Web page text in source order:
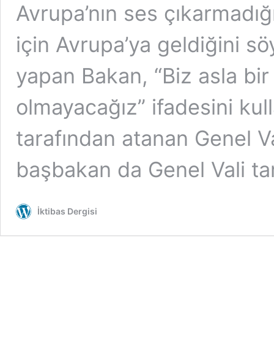
Avrupa’nın ses
için Avrupa’ya geldiğini
yapan Bakan, “Biz asla
olmayacağız” ifadesini
tarafından atanan Genel
başbakan da Genel Vali
İktibas Dergisi